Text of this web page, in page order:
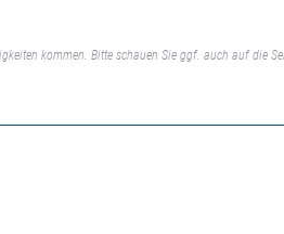
kommen. Bitte schauen Sie ggf. auch auf die